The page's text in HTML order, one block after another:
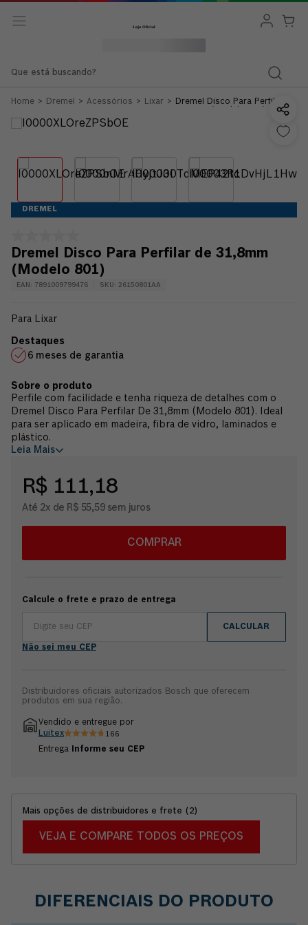
Dremel Acessórios Lixar
Dremel Disco Para Perfilar de
DREMEL
Dremel Disco Para Perfilar de 31,8mm
(Modelo 801)
EAN : 7891009799476 SKU : 26150801AA
Para Lixar
6 meses de garantia
Perfile com facilidade e tenha riqueza de detalhes com o
Dremel Disco Para Perfilar De 31,8mm (Modelo 801). Ideal
para ser aplicado em madeira, fibra de vidro, laminados e
plástico.
Leia Mais
R$ 111,18
Até 2x de R$ 55,59 sem juros
COMPRAR
Calcule o frete e prazo de entrega
CALCULAR
Não sei meu CEP
Distribuidores oficiais autorizados Bosch que oferecem
produtos em sua região.
Vendido e entregue por
Luitex
166
Entrega Informe seu CEP
Mais opções de distribuidores e frete ( 2)
VEJA E COMPARE TODOS OS PREÇOS
DIFERENCIAIS DO PRODUTO